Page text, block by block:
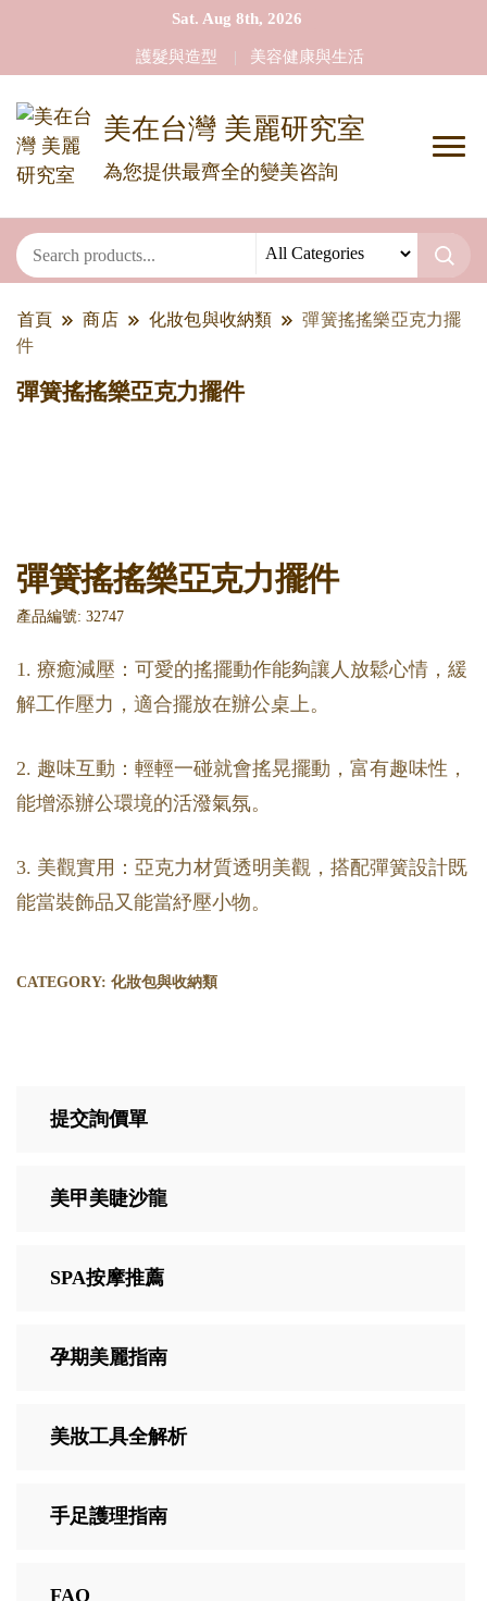
Sat. Aug 8th, 2026
護髮與造型 美容健康與生活
美在台灣 美麗研究室
為您提供最齊全的變美咨詢
首頁 商店 化妝包與收納類
彈簧搖搖樂亞克力擺
件
彈簧搖搖樂亞克力擺件
彈簧搖搖樂亞克力擺件
產品編號: 32747
1. 療癒減壓：可愛的搖擺動作能夠讓人放鬆心情，緩
解工作壓力，適合擺放在辦公桌上。
2. 趣味互動：輕輕一碰就會搖晃擺動，富有趣味性，
能增添辦公環境的活潑氣氛。
3. 美觀實用：亞克力材質透明美觀，搭配彈簧設計既
能當裝飾品又能當紓壓小物。
CATEGORY: 化妝包與收納類
提交詢價單
美甲美睫沙龍
SPA按摩推薦
孕期美麗指南
美妝工具全解析
手足護理指南
FAQ